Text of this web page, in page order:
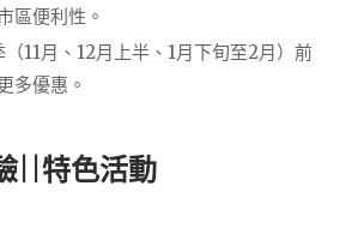
區便利性。
（11月、12月上半、1月下旬至2月）前
多優惠。
||特色活動